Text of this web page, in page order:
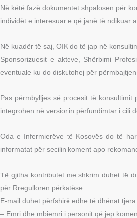
Në këtë fazë dokumentet shpalosen për
individët e interesuar e që janë të ndikuar
Në kuadër të saj, OIK do të jap në
Sponsorizuesit e akteve, Shërbimi
eventuale ku do diskutohej për
Pas përmbylljes së procesit të
integrohen në versionin përfundimtar i cili
Oda e Infermierëve të Kosovës do të
informatat për secilin koment apo
Të gjitha kontributet me shkrim duhet të
për Rregulloren përkatëse.
E-mail duhet përfshirë edhe të dhënat tjera
– Emri dhe mbiemri i personit që jep